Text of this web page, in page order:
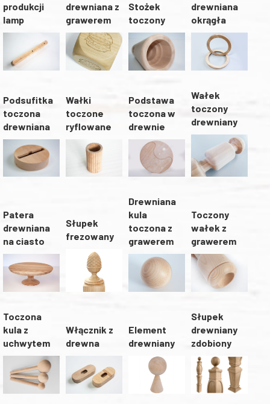
produkcji
lamp
drewniana z
grawerem
Stożek
toczony
drewniana
okrągła
Podsufitka
toczona
drewniana
Wałki
toczone
ryflowane
Podstawa
toczona w
drewnie
Wałek
toczony
drewniany
Patera
drewniana
na ciasto
Słupek
frezowany
Drewniana
kula
toczona z
grawerem
Toczony
wałek z
grawerem
Toczona
kula z
uchwytem
Włącznik z
drewna
Element
drewniany
Słupek
drewniany
zdobiony